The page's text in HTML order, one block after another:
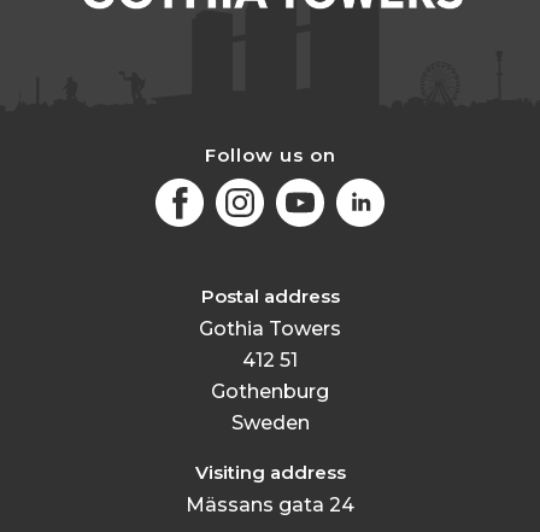
Follow us on
FacebookInstagramYoutubeLinkedIn
Postal address
Gothia Towers
412 51
Gothenburg
Sweden
Visiting address
Mässans gata 24